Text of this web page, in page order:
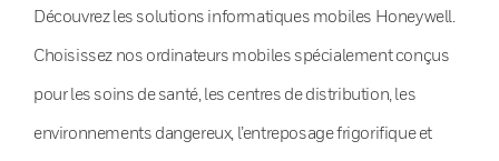
Découvrez les solutions informatiques mobiles Honeywell.
Choisissez nos ordinateurs mobiles spécialement conçus
pour les soins de santé, les centres de distribution, les
environnements dangereux, l’entreposage frigorifique et